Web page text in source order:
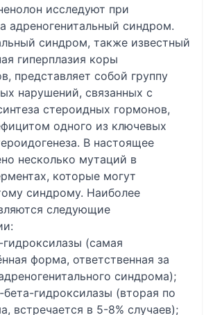
исследуют при
адреногенитальный синдром.
синдром, также известный
гиперплазия коры
представляет собой группу
нарушений, связанных с
стероидных гормонов,
одного из ключевых
В настоящее
несколько мутаций в
которые могут
синдрому. Наиболее
следующие
(самая
форма, ответственная за
синдрома);
гидроксилазы (вторая по
встречается в 5-8% случаев);